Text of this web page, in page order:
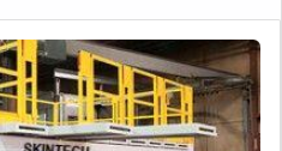
melhor referência do
PLATAFORMA
Plataforma aérea alugar